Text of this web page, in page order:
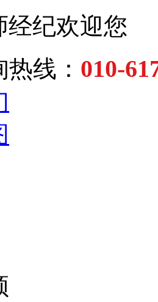
经纪欢迎您
线： 010-